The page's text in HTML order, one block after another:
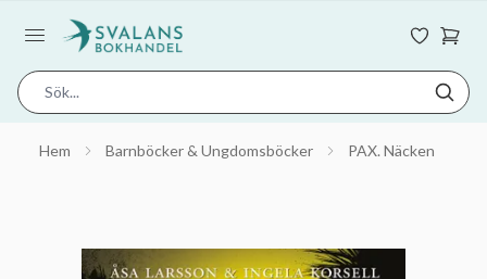
Hem Barnböcker & Ungdomsböcker PAX. Näcken